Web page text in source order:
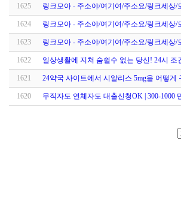
1625 링크모아 - 주소야/여기여/주소요/링크세상
1624 링크모아 - 주소야/여기여/주소요/링크세상
1623 링크모아 - 주소야/여기여/주소요/링크세상
1622 일상생활에 지쳐 숨쉴수 없는 당신! 24시
1621 24약국 사이트에서 시알리스 5mg을 어떻게
1620 무직자도 연체자도 대출신청OK | 300-1000